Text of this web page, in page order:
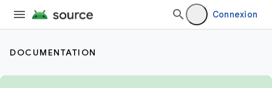
Connexion
DOCUMENTATION